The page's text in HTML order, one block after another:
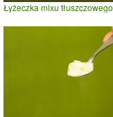
Łyżeczka mixu tłuszczowego